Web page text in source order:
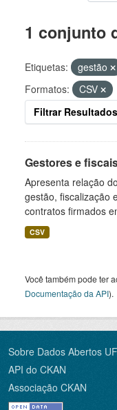
1 conjunto
Etiquetas: gestão
Formatos:
CSV
Filtrar Resultados
Gestores e
Apresenta relação
gestão, fiscalização
contratos firmados
CSV
Você também pode ter
Documentação da API).
Sobre Dados Abertos
API do CKAN
Associação CKAN